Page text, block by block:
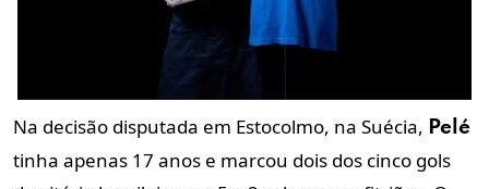
Na decisão disputada em Estocolmo, na Suécia, Pelé
tinha apenas 17 anos e marcou dois dos cinco gols